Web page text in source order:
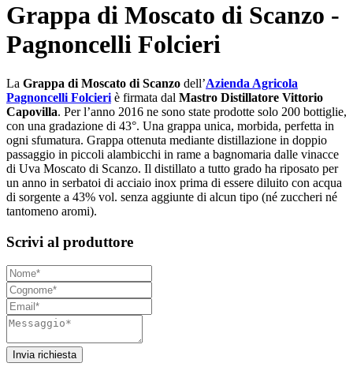
Grappa di Moscato di Scanzo -
Pagnoncelli Folcieri
La Grappa di Moscato di Scanzo dell’Azienda Agricola
Pagnoncelli Folcieri è firmata dal Mastro Distillatore Vittorio
Capovilla. Per l’anno 2016 ne sono state prodotte solo 200 bottiglie,
con una gradazione di 43°. Una grappa unica, morbida, perfetta in
ogni sfumatura. Grappa ottenuta mediante distillazione in doppio
passaggio in piccoli alambicchi in rame a bagnomaria dalle vinacce
di Uva Moscato di Scanzo. Il distillato a tutto grado ha riposato per
un anno in serbatoi di acciaio inox prima di essere diluito con acqua
di sorgente a 43% vol. senza aggiunte di alcun tipo (né zuccheri né
tantomeno aromi).
Scrivi al produttore
Invia richiesta